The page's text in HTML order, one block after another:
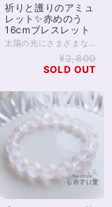
祈りと護りのアミュ
レット✨赤めのう
16cmブレスレット
¥2,800
SOLD OUT